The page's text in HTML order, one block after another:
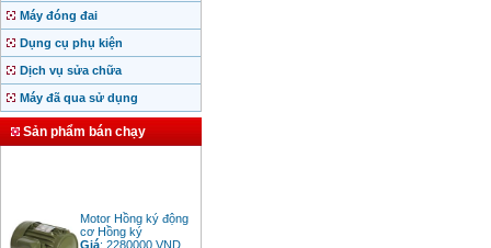
Máy đóng đai
Dụng cụ phụ kiện
Dịch vụ sửa chữa
Máy đã qua sử dụng
Sản phẩm bán chạy
Motor Hồng ký động
cơ Hồng ký
Giá :2280000 VND